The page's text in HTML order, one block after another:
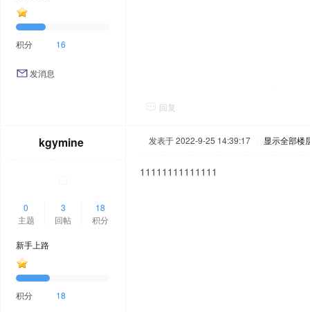
积分 16
发消息
回复
kgymine
0
主题
3
回帖
18
积分
新手上路
积分 18
发表于 2022-9-25 14:39:17 显示全部楼
11111111111111